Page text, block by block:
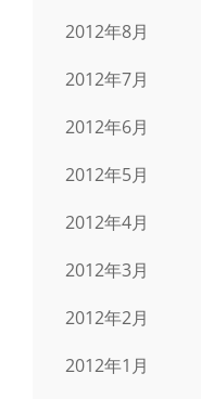
2012年8月
2012年7月
2012年6月
2012年5月
2012年4月
2012年3月
2012年2月
2012年1月